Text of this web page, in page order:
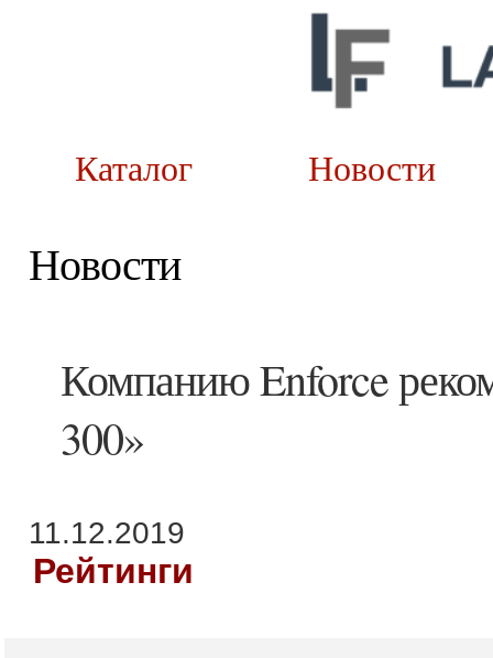
Каталог
Новости
Компанию Enforce
300»
11.12.2019
Рейтинги